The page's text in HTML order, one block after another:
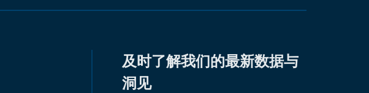
及时了解我们的最新数据与
洞见